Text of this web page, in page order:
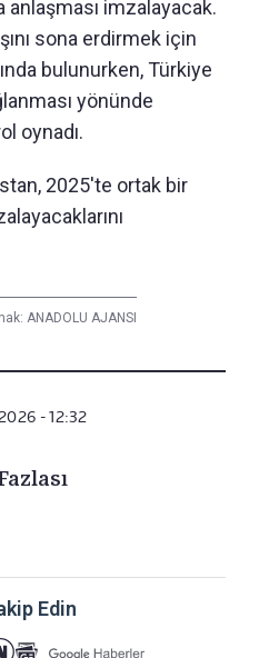
imzalayacak.
sona erdirmek için
bulunurken, Türkiye
yönünde
oynadı.
2025'te ortak bir
ANADOLU AJANSI
- 12:32
Edin